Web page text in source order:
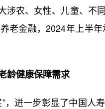
涉农、女性、儿童、不
老金融，2024年上半
龄健康保障需求
，进一步彰显了中国人